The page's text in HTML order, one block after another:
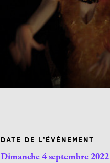
DATE DE L’ÉVÉNEMENT
Dimanche 4 septembre 2022